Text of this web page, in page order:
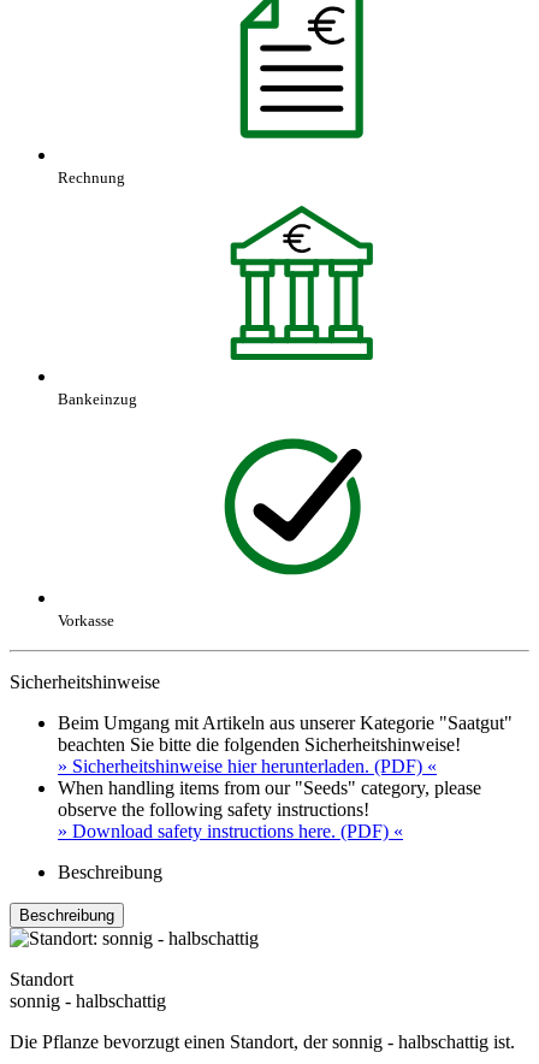
Rechnung
Bankeinzug
Vorkasse
Sicherheitshinweise
Beim Umgang mit Artikeln aus unserer Kategorie "Saatgut"
beachten Sie bitte die folgenden Sicherheitshinweise!
» Sicherheitshinweise hier herunterladen. (PDF) «
When handling items from our "Seeds" category, please
observe the following safety instructions!
» Download safety instructions here. (PDF) «
Beschreibung
Beschreibung
Standort
sonnig - halbschattig
Die Pflanze bevorzugt einen Standort, der sonnig - halbschattig ist.